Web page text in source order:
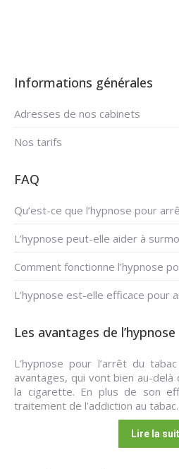
Informations générales
Adresses de nos cabinets
Nos tarifs
FAQ
Qu’est-ce que l’hypnose pour
L’hypnose peut-elle aider à
Comment fonctionne l’hypnose
L’hypnose est-elle efficace pour
Les avantages de l’hypnose
L’hypnose pour l’arrêt du
avantages, qui vont bien au-
la cigarette. En plus de son
traitement de l’addiction au
Lire la